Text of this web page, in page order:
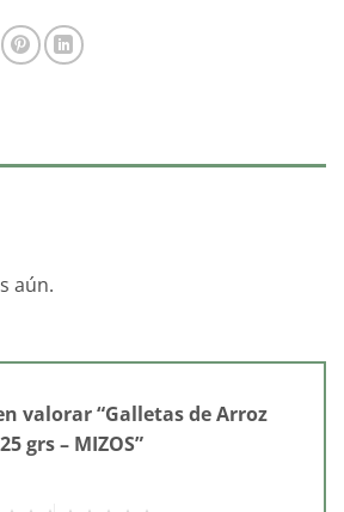
aún.
valorar “Galletas de Arroz
grs – MIZOS”